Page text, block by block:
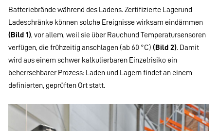
Batteriebrände während des Ladens. Zertifizierte Lagerund
Ladeschränke können solche Ereignisse wirksam eindämmen
(Bild 1), vor allem, weil sie über Rauchund Temperatursensoren
verfügen, die frühzeitig anschlagen (ab 60 °C)(Bild 2). Damit
wird aus einem schwer kalkulierbaren Einzelrisiko ein
beherrschbarer Prozess: Laden und Lagern findet an einem
definierten, geprüften Ort statt.